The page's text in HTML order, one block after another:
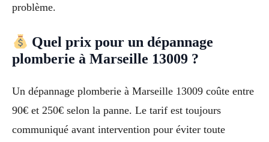
problème.
Quel prix pour un dépannage
plomberie à Marseille 13009 ?
Un dépannage plomberie à Marseille 13009 coûte entre
90€ et 250€ selon la panne. Le tarif est toujours
communiqué avant intervention pour éviter toute